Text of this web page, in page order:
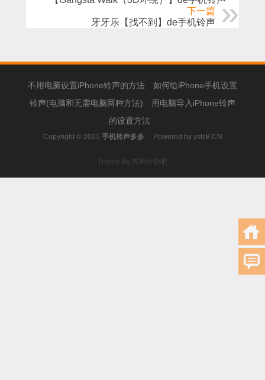
下一篇
牙牙乐【找不到】de手机铃声
不用电脑设置iPhone铃声的方法
如何给iPhone手机设置
铃声(电脑和无需电脑两种方法)
用电脑导入iPhone铃声
的设置方法
Copyright © 2021 手机铃声多多 Powered by ysts8.CN
Theme By 有声听舒吧